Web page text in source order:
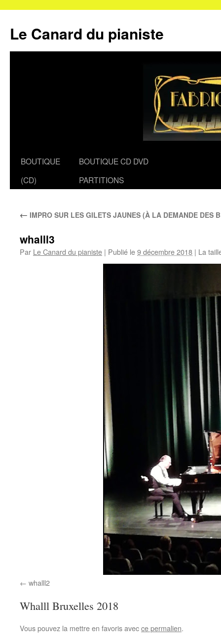
Le Canard du pianiste
Aller
BOUTIQUE
(CD)
BOUTIQUE CD DVD
PARTITIONS
← IMPRO SUR LES GILETS JAUNES (À LA DEMANDE DES
whalll3
Par Le Canard du pianiste | Publié le9 décembre 2018 | La
whalll2
Whalll Bruxelles 2018
Vous pouvez la mettre en favoris avecce permalien.